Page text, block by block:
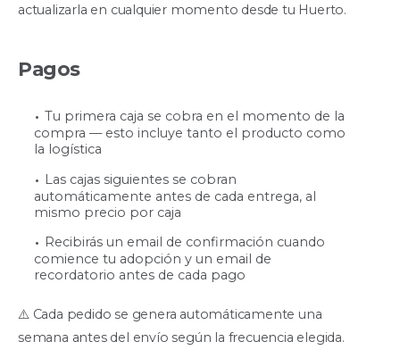
actualizarla en cualquier momento desde tu Huerto.
Pagos
Tu primera caja se cobra en el momento de la
compra — esto incluye tanto el producto como
la logística
Las cajas siguientes se cobran
automáticamente antes de cada entrega, al
mismo precio por caja
Recibirás un email de confirmación cuando
comience tu adopción y un email de
recordatorio antes de cada pago
⚠️ Cada pedido se genera automáticamente una
semana antes del envío según la frecuencia elegida.